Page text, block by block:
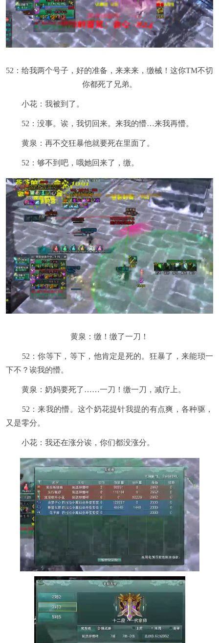
52：给我两个号子，好的准备，来来来，缴械！这你TM不切
你都死了兄弟。
小花：我被到了。
52：没事。诶，我切回来。来我的懵…来我再懵。
黄泉：再不交狂暴他就要死在里面了。
52：够不到吧，哦她回来了，缴。
黄泉：缴！缴了一刀！
52：你等下，等下，他肯定是死的。狂暴了，来能琐一
下不？诶我的懵。
黄泉：奶妈要死了……一刀！缴一刀，减疗上。
52：来我的懵。这个奶花提针我提的有点爽，各种驱，
又是零分。
小花：我还在涨分诶，你们都没涨分。